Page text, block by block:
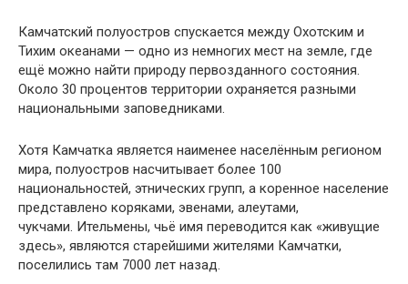
Камчатский полуостров спускается между Охотским и
Тихим океанами — одно из немногих мест на земле, где
ещё можно найти природу первозданного состояния.
Около 30 процентов территории охраняется разными
национальными заповедниками.
Хотя Камчатка является наименее населённым регионом
мира, полуостров насчитывает более 100
национальностей, этнических групп, а коренное население
представлено коряками, эвенами, алеутами,
чукчами. Ительмены, чьё имя переводится как «живущие
здесь», являются старейшими жителями Камчатки,
поселились там 7000 лет назад.